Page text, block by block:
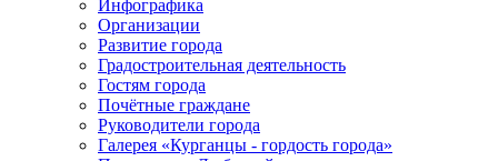
Инфографика
Организации
Развитие города
Градостроительная деятельность
Гостям города
Почётные граждане
Руководители города
Галерея «Курганцы - гордость города»